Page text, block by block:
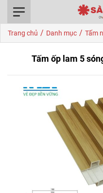
Trang chủ / Danh mục / Tấm
Tấm ốp lam 5